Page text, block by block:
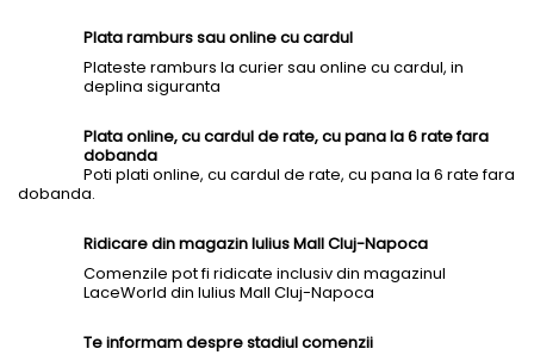
Plata ramburs sau online cu cardul
Plateste ramburs la curier sau online cu cardul, in
deplina siguranta
Plata online, cu cardul de rate, cu pana la 6 rate fara
dobanda
Poti plati online, cu cardul de rate, cu pana la 6 rate fara
dobanda.
Ridicare din magazin Iulius Mall Cluj-Napoca
Comenzile pot fi ridicate inclusiv din magazinul
LaceWorld din Iulius Mall Cluj-Napoca
Te informam despre stadiul comenzii